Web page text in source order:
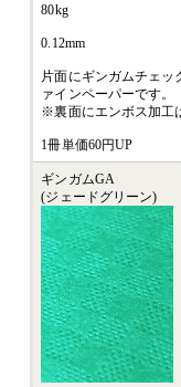
80kg
0.12mm
片面にギンガムチェ
ァインペーパーです。
※裏面にエンボス加工
1冊単価60円UP
ギンガムGA
(ジェードグリーン)